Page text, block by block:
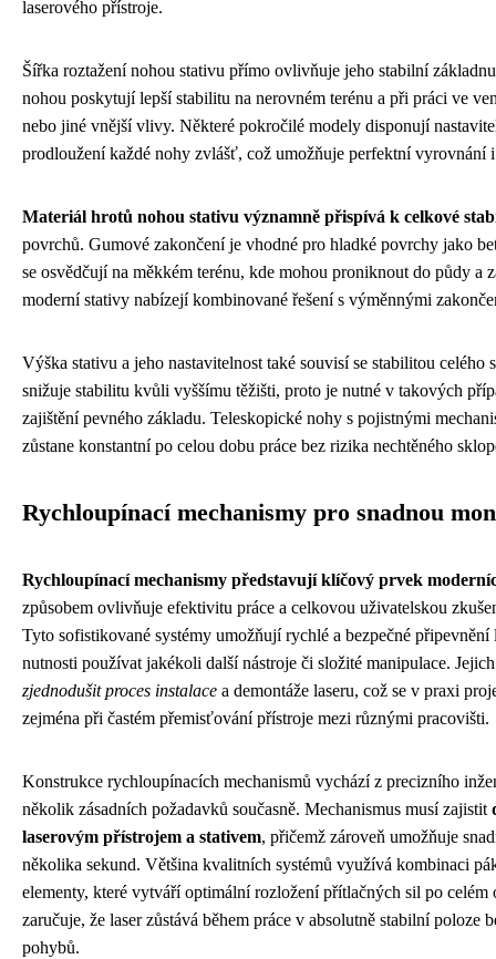
laserového přístroje.
Šířka roztažení nohou stativu přímo ovlivňuje jeho stabilní
nohou poskytují lepší stabilitu na nerovném terénu a při práci ve
nebo jiné vnější vlivy. Některé pokročilé modely disponují
prodloužení každé nohy zvlášť, což umožňuje perfektní vyrovnání
Materiál hrotů nohou stativu významně přispívá k celkové
povrchů. Gumové zakončení je vhodné pro hladké povrchy jako
se osvědčují na měkkém terénu, kde mohou proniknout do půdy a
moderní stativy nabízejí kombinované řešení s výměnnými
Výška stativu a jeho nastavitelnost také souvisí se stabilitou celého
snižuje stabilitu kvůli vyššímu těžišti, proto je nutné v takových
zajištění pevného základu. Teleskopické nohy s pojistnými
zůstane konstantní po celou dobu práce bez rizika nechtěného
Rychloupínací mechanismy pro snadnou
Rychloupínací mechanismy představují klíčový prvek
způsobem ovlivňuje efektivitu práce a celkovou uživatelskou
Tyto sofistikované systémy umožňují rychlé a bezpečné připevnění
nutnosti používat jakékoli další nástroje či složité manipulace.
zjednodušit proces instalace a demontáže laseru, což se v praxi
zejména při častém přemisťování přístroje mezi různými pracovišti.
Konstrukce rychloupínacích mechanismů vychází z precizního
několik zásadních požadavků současně. Mechanismus musí zajistit
laserovým přístrojem a stativem, přičemž zároveň umožňuje
několika sekund. Většina kvalitních systémů využívá kombinaci
elementy, které vytváří optimální rozložení přítlačných sil po
zaručuje, že laser zůstává během práce v absolutně stabilní
pohybů.